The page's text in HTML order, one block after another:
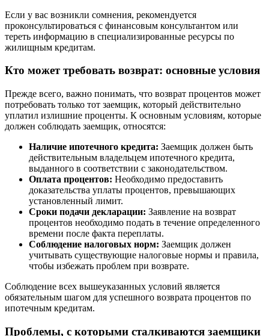
Если у вас возникли сомнения, рекомендуется
проконсультироваться с финансовым консультантом или
тереть информацию в специализированные ресурсы по
жилищным кредитам.
Кто может требовать возврат: основные условия
Прежде всего, важно понимать, что возврат процентов может
потребовать только тот заемщик, который действительно
уплатил излишние проценты. К основным условиям, которые
должен соблюдать заемщик, относятся:
Наличие ипотечного кредита: Заемщик должен быть
действительным владельцем ипотечного кредита,
выданного в соответствии с законодательством.
Оплата процентов: Необходимо предоставить
доказательства уплаты процентов, превышающих
установленный лимит.
Сроки подачи декларации: Заявление на возврат
процентов необходимо подать в течение определенного
времени после факта переплаты.
Соблюдение налоговых норм: Заемщик должен
учитывать существующие налоговые нормы и правила,
чтобы избежать проблем при возврате.
Соблюдение всех вышеуказанных условий является
обязательным шагом для успешного возврата процентов по
ипотечным кредитам.
Проблемы, с которыми сталкиваются заемщики